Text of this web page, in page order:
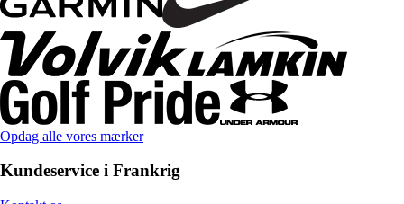
Opdag alle vores mærker
Kundeservice i Frankrig